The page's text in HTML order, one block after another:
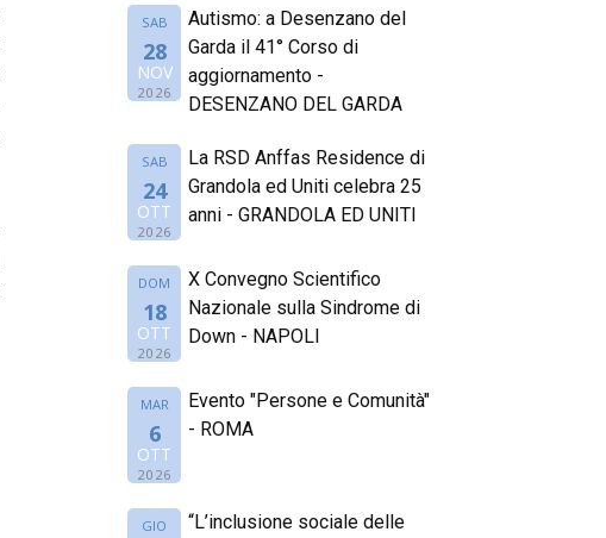
SAB
28
NOV
2026
Autismo: a Desenzano del
Garda il 41° Corso di
aggiornamento -
DESENZANO DEL GARDA
SAB
24
OTT
2026
La RSD Anffas Residence di
Grandola ed Uniti celebra 25
anni - GRANDOLA ED UNITI
DOM
18
OTT
2026
X Convegno Scientifico
Nazionale sulla Sindrome di
Down - NAPOLI
MAR
6
OTT
2026
Evento "Persone e Comunità"
- ROMA
GIO
“L’inclusione sociale delle